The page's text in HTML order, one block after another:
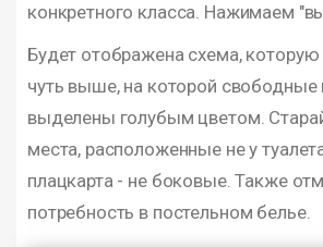
конкретного класса. Нажимаем
Будет отображена схема,
чуть выше, на которой свободные
выделены голубым цветом.
места, расположенные не у
плацкарта - не боковые. Также
потребность в постельном белье.